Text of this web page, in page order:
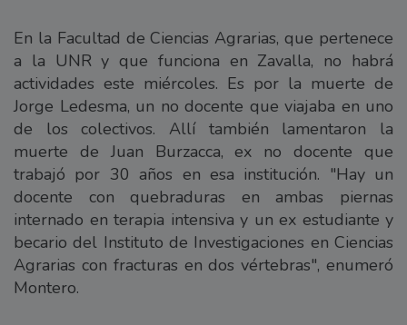
En la Facultad de Ciencias Agrarias, que pertenece
a la UNR y que funciona en Zavalla, no habrá
actividades este miércoles. Es por la muerte de
Jorge Ledesma, un no docente que viajaba en uno
de los colectivos. Allí también lamentaron la
muerte de Juan Burzacca, ex no docente que
trabajó por 30 años en esa institución. "Hay un
docente con quebraduras en ambas piernas
internado en terapia intensiva y un ex estudiante y
becario del Instituto de Investigaciones en Ciencias
Agrarias con fracturas en dos vértebras", enumeró
Montero.